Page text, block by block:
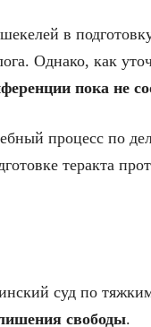
в
Однако, как
пока не
процесс по
теракта
суд по
свободы.